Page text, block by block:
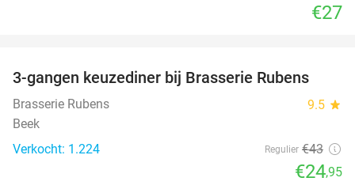
€27
42%
3-gangen keuzediner bij Brasserie Rubens
Brasserie Rubens 9.5 star
Beek
Verkocht: 1.224
Regulier €43
€24,95